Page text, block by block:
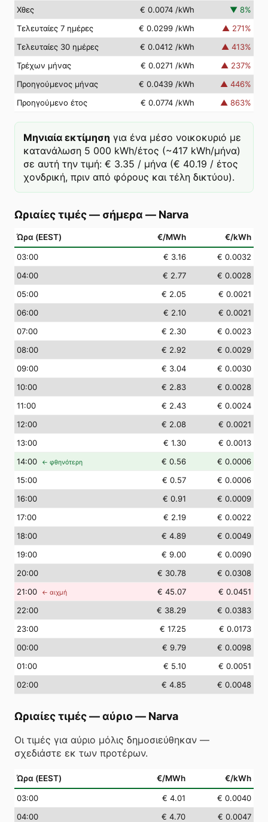
Χθες
€ 0.0074 /kWh ▼ 8%
Τελευταίες 7 ημέρες
€ 0.0299 /kWh ▲ 271%
Τελευταίες 30 ημέρες
€ 0.0412 /kWh ▲ 413%
Τρέχων μήνας
€ 0.0271 /kWh ▲ 237%
Προηγούμενος μήνας
€ 0.0439 /kWh ▲ 446%
Προηγούμενο έτος
€ 0.0774 /kWh ▲ 863%
Μηνιαία εκτίμηση για ένα μέσο νοικοκυριό με
κατανάλωση 5 000 kWh/έτος (~417 kWh/μήνα)
σε αυτή την τιμή: € 3.35 / μήνα (€ 40.19 / έτος
χονδρική, πριν από φόρους και τέλη δικτύου).
Ωριαίες τιμές — σήμερα — Narva
Ώρα (EEST) €/MWh €/kWh
03:00 € 3.16
€ 0.0032
04:00 € 2.77
€ 0.0028
05:00 € 2.05
€ 0.0021
06:00 € 2.10
€ 0.0021
07:00 € 2.30
€ 0.0023
08:00 € 2.92
€ 0.0029
09:00 € 3.04
€ 0.0030
10:00 € 2.83
€ 0.0028
11:00 € 2.43
€ 0.0024
12:00 € 2.08
€ 0.0021
13:00 € 1.30
€ 0.0013
14:00 ← φθηνότερη € 0.56
€ 0.0006
15:00 € 0.57
€ 0.0006
16:00 € 0.91
€ 0.0009
17:00 € 2.19
€ 0.0022
18:00 € 4.89
€ 0.0049
19:00 € 9.00
€ 0.0090
20:00 € 30.78
€ 0.0308
21:00 ← αιχμή € 45.07
€ 0.0451
22:00 € 38.29
€ 0.0383
23:00 € 17.25
€ 0.0173
00:00 € 9.79
€ 0.0098
01:00 € 5.10
€ 0.0051
02:00 € 4.85 € 0.0048
Ωριαίες τιμές — αύριο— Narva
Οι τιμές για αύριο μόλις δημοσιεύθηκαν —
σχεδιάστε εκ των προτέρων.
Ώρα (EEST) €/MWh €/kWh
03:00 € 4.01
€ 0.0040
04:00 € 4.70
€ 0.0047